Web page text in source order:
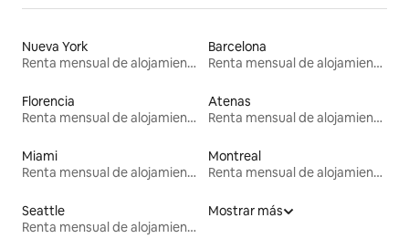
Nueva York
Renta mensual de alojamientos
Barcelona
Renta mensual de alojamientos
Florencia
Renta mensual de alojamientos
Atenas
Renta mensual de alojamientos
Miami
Renta mensual de alojamientos
Montreal
Renta mensual de alojamientos
Seattle
Renta mensual de alojamientos
Mostrar más